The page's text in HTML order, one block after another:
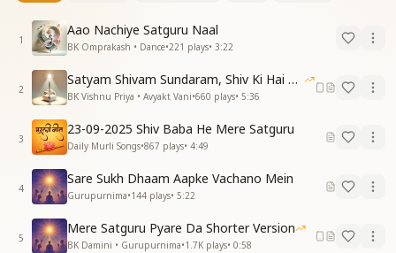
1
Aao Nachiye Satguru Naal
BK Omprakash • Dance•221 plays• 3:22
2
Satyam Shivam Sundaram, Shiv Ki Hai Hum Santan 09-11-2025
BK Vishnu Priya • Avyakt Vani•660 plays• 5:36
3
23-09-2025 Shiv Baba He Mere Satguru
Daily Murli Songs•867 plays• 4:49
4
Sare Sukh Dhaam Aapke Vachano Mein
Gurupurnima•144 plays• 5:22
5
Mere Satguru Pyare Da Shorter Version
BK Damini • Gurupurnima•1.7K plays• 0:58